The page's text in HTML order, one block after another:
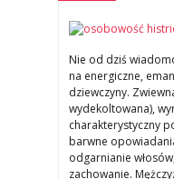
Nie od dziś
na energiczne,
dziewczyny.
wydekoltowana),
charakterystyczny
barwne
odgarnianie
zachowanie.